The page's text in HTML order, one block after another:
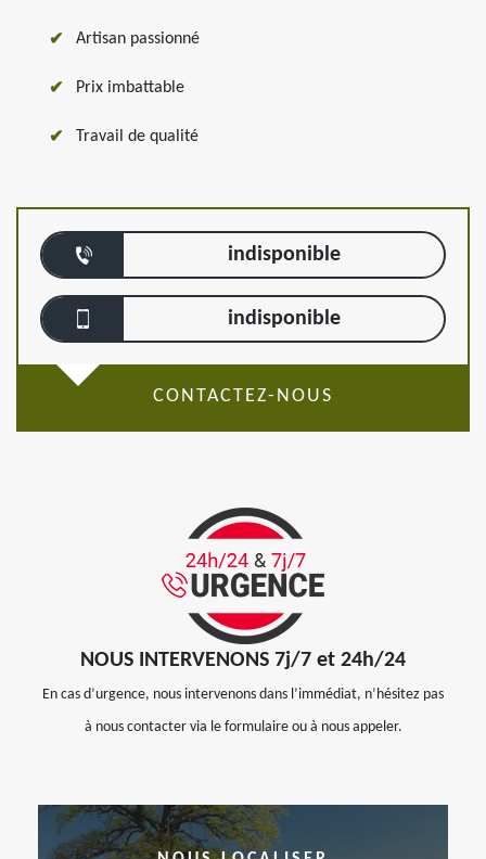
Artisan passionné
Prix imbattable
Travail de qualité
indisponible
indisponible
CONTACTEZ-NOUS
NOUS INTERVENONS 7j/7 et 24h/24
En cas d’urgence, nous intervenons dans l’immédiat, n’hésitez pas
à nous contacter via le formulaire ou à nous appeler.